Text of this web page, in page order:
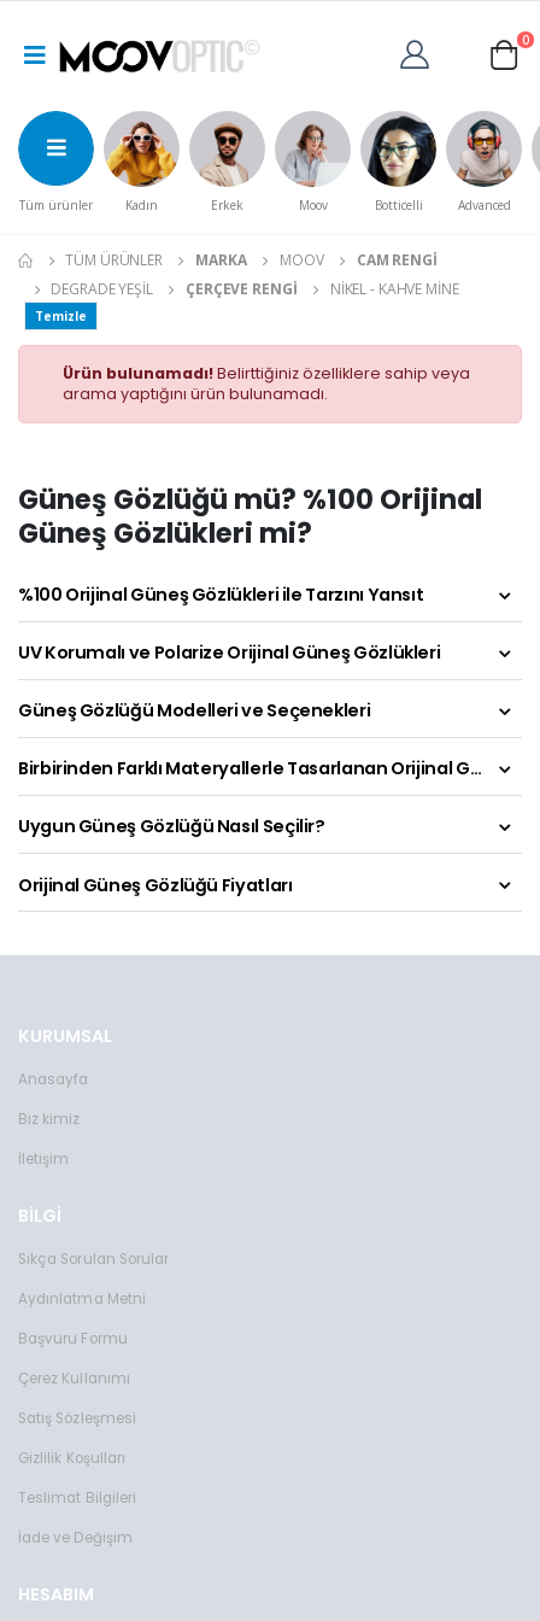
0
Tüm ürünler Kadın Erkek Moov Botticelli Advanced
TÜM ÜRÜNLER MARKA MOOV
CAM RENGI
DEGRADE YEŞIL
ÇERÇEVE RENGI NIKEL - KAHVE MINE
Temizle
Ürün bulunamadı!Belirttiğiniz özelliklere sahip veya
arama yaptığını ürün bulunamadı.
Güneş Gözlüğü mü? %100 Orijinal
Güneş Gözlükleri mi?
%100 Orijinal Güneş Gözlükleri ile Tarzını Yansıt
UV Korumalı ve Polarize Orijinal Güneş Gözlükleri
Güneş Gözlüğü Modelleri ve Seçenekleri
Birbirinden Farklı Materyallerle Tasarlanan Orijinal Güneş Gözlükleri
Uygun Güneş Gözlüğü Nasıl Seçilir?
Orijinal Güneş Gözlüğü Fiyatları
KURUMSAL
Anasayfa
Biz kimiz
İletişim
BİLGİ
Sıkça Sorulan Sorular
Aydınlatma Metni
Başvuru Formu
Çerez Kullanımı
Satış Sözleşmesi
Gizlilik Koşulları
Teslimat Bilgileri
İade ve Değişim
HESABIM